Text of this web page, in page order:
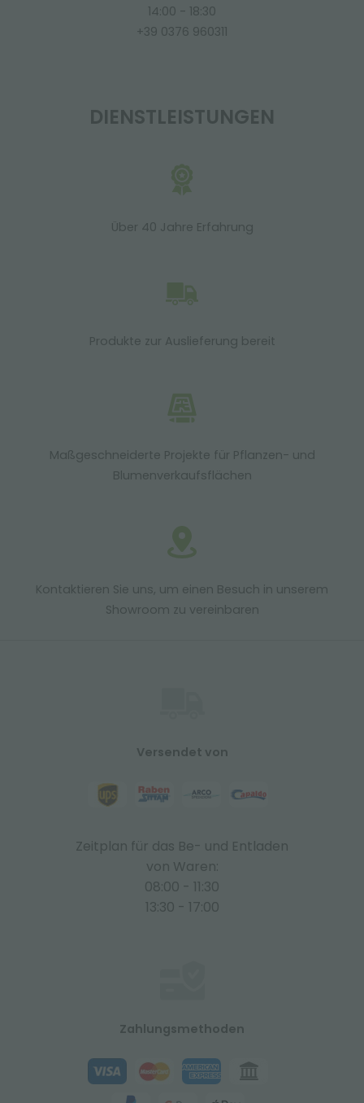
14:00 - 18:30
+39 0376 960311
DIENSTLEISTUNGEN
Über 40 Jahre Erfahrung
Produkte zur Auslieferung bereit
Maßgeschneiderte Projekte für Pflanzen- und
Blumenverkaufsflächen
Kontaktieren Sie uns, um einen Besuch in unserem
Showroom zu vereinbaren
Versendet von
Zeitplan für das Be- und Entladen
von Waren:
08:00 - 11:30
13:30 - 17:00
Zahlungsmethoden